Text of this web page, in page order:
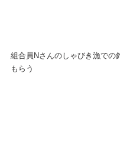
組合員Nさんのしゃびき漁での
もらう